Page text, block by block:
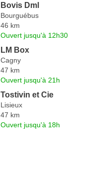
Bovis Dml
Bourguébus
46 km
Ouvert jusqu'à 12h30
LM Box
Cagny
47 km
Ouvert jusqu'à 21h
Tostivin et Cie
Lisieux
47 km
Ouvert jusqu'à 18h